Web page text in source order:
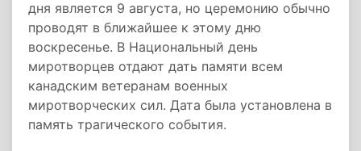
дня является 9 августа, но церемонию обычно
проводят в ближайшее к этому дню
воскресенье. В Национальный день
миротворцев отдают дать памяти всем
канадским ветеранам военных
миротворческих сил. Дата была установлена в
память трагического события.